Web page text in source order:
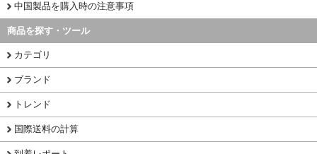
中国製品を購入時の注意事項
商品を探す・ツール
カテゴリ
ブランド
トレンド
国際送料の計算